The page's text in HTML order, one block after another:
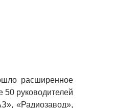
расширенное
руководителей
«Радиозавод»,